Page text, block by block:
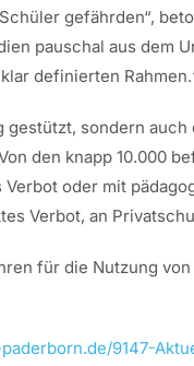
gefährden“,
pauschal aus
definierten
sondern
den knapp 10.000
oder mit
Verbot, an
für die Nutzung
9147-